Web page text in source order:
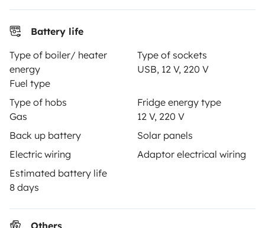
Battery life
Type of boiler/ heater
energy
Fuel type
Type of sockets
USB, 12 V, 220 V
Type of hobs
Gas
Fridge energy type
12 V, 220 V
Back up battery
Solar panels
Electric wiring
Adaptor electrical wiring
Estimated battery life
8 days
Others
Secure third-party payment system
Pay in instalments
Download in
App Store
Download in
Google Play
Blog Contact us Jobs T&C's Confidentiality